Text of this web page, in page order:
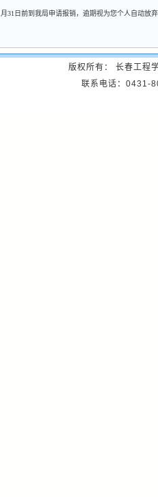
月31 日前到我局申请报销，逾期视为您个人自动放
版权所有： 长春工程
联系电话：